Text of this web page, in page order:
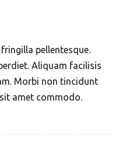
pellentesque.
Aliquam facilisis
Morbi non tincidunt
amet commodo.